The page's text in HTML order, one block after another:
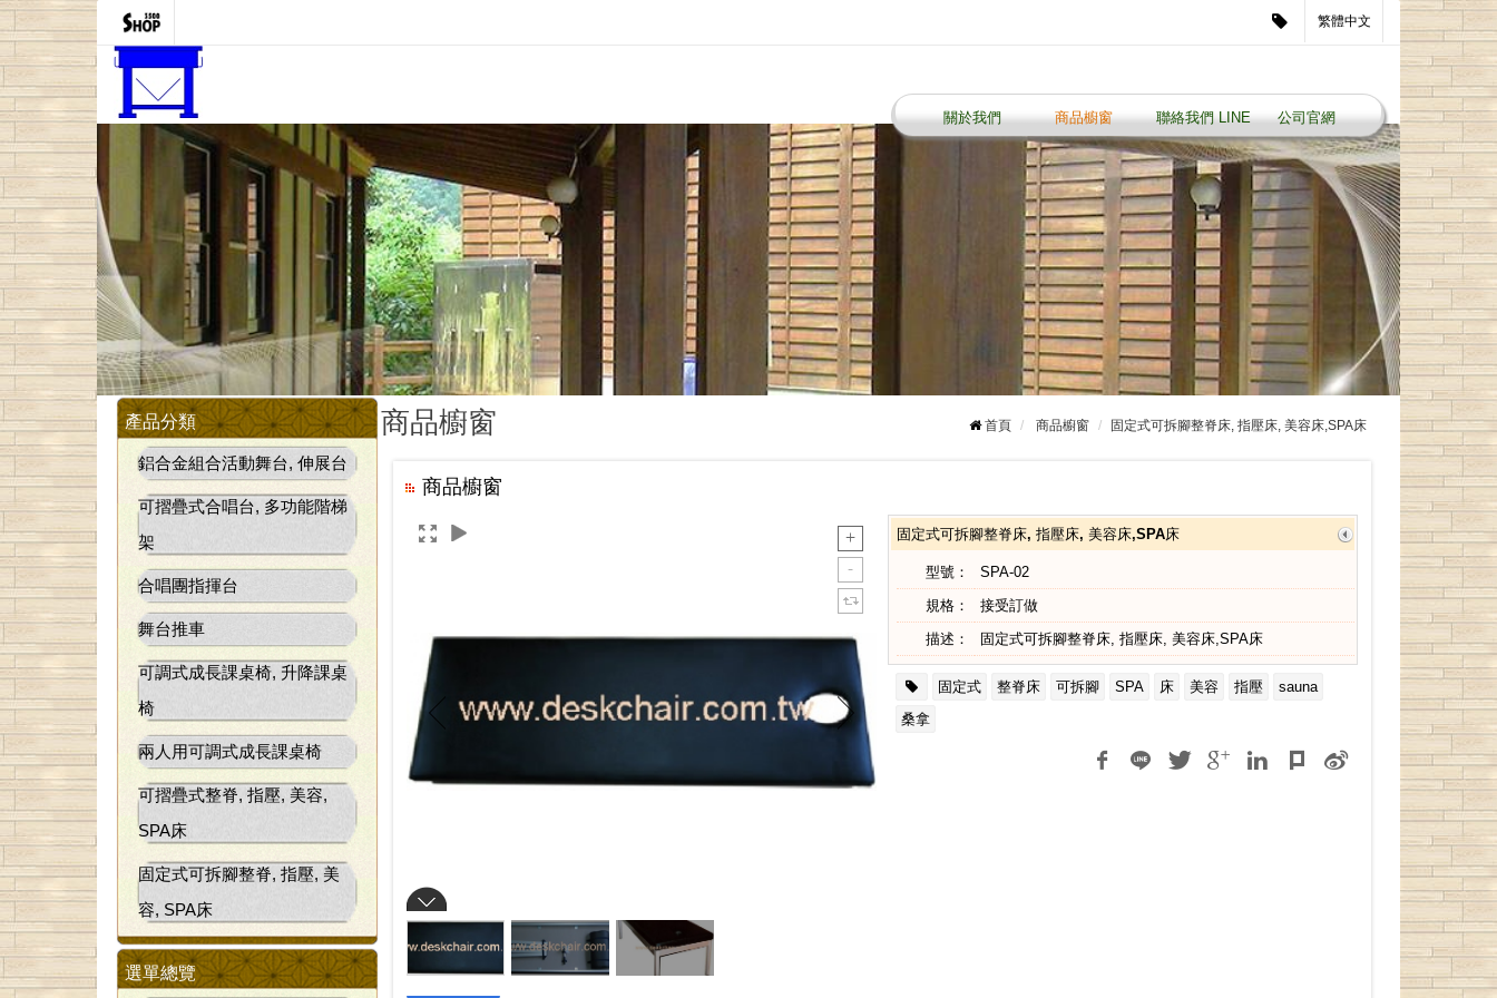
繁體中文
關於我們 商品櫥窗 聯絡我們 LINE ID: 0229921855
公司官網
產品分類
鋁合金組合活動舞台, 伸展台
可摺疊式合唱台, 多功能階梯
架
合唱團指揮台
舞台推車
可調式成長課桌椅, 升降課桌
椅
兩人用可調式成長課桌椅
可摺疊式整脊, 指壓, 美容,
SPA床
固定式可拆腳整脊, 指壓, 美
容, SPA床
選單總覽
商品櫥窗 首頁 商品櫥窗 固定式可拆腳整脊床, 指壓床, 美容床,SPA床
商品櫥窗
固定式可拆腳整脊床, 指壓床, 美容床,SPA床
型號：
SPA-02
規格：
接受訂做
描述：
固定式可拆腳整脊床, 指壓床, 美容床,SPA床
固定式 整脊床 可拆腳 SPA 床 美容 指壓
sauna
桑拿